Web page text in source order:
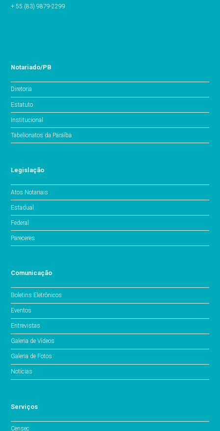
+ 55 (83) 9879-2299
Notariado/PB
Diretoria
Estatuto
Institucional
Tabelionatos da Paraíba
Legislação
Atos Notariais
Estadual
Federal
Pareceres
Comunicação
Boletins Eletrônicos
Eventos
Entrevistas
Galeria de Vídeos
Galeria de Fotos
Notícias
Serviços
Censec